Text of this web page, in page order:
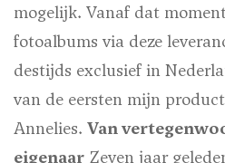
mogelijk. Vanaf dat
fotoalbums via deze
destijds exclusief in
van de eersten mijn
Annelies. Van
eigenaar Zeven jaar